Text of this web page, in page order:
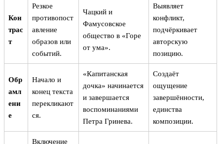
Кон
трас
т
Резкое
противопост
авление
образов или
событий.
Чацкий и
Фамусовское
общество в «Горе
от ума».
Выявляет
конфликт,
подчёркивает
авторскую
позицию.
Обр
амл
ени
е
Начало и
конец текста
перекликают
ся.
«Капитанская
дочка» начинается
и завершается
воспоминаниями
Петра Гринева.
Создаёт
ощущение
завершённости,
единства
композиции.
Включение